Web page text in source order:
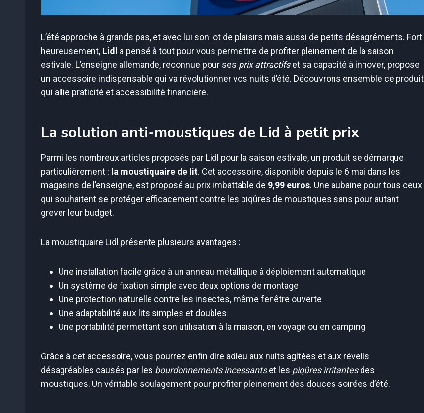
L’été approche à grands pas, et avec lui son lot de plaisirs mais aussi de petits désagréments. Fort
heureusement, Lidl a pensé à tout pour vous permettre de profiter pleinement de la saison
estivale. L’enseigne allemande, reconnue pour ses prix attractifset sa capacité à innover, propose
un accessoire indispensable qui va révolutionner vos nuits d’été. Découvrons ensemble ce produit
qui allie praticité et accessibilité financière.
La solution anti-moustiques de Lid à petit prix
Parmi les nombreux articles proposés par Lidl pour la saison estivale, un produit se démarque
particulièrement : la moustiquaire de lit. Cet accessoire, disponible depuis le 6 mai dans les
magasins de l’enseigne, est proposé au prix imbattable de 9,99 euros. Une aubaine pour tous ceux
qui souhaitent se protéger efficacement contre les piqûres de moustiques sans pour autant
grever leur budget.
La moustiquaire Lidl présente plusieurs avantages :
Une installation facile grâce à un anneau métallique à déploiement automatique
Un système de fixation simple avec deux options de montage
Une protection naturelle contre les insectes, même fenêtre ouverte
Une adaptabilité aux lits simples et doubles
Une portabilité permettant son utilisation à la maison, en voyage ou en camping
Grâce à cet accessoire, vous pourrez enfin dire adieu aux nuits agitées et aux réveils
désagréables causés par les bourdonnements incessantset les piqûres irritantesdes
moustiques. Un véritable soulagement pour profiter pleinement des douces soirées d’été.